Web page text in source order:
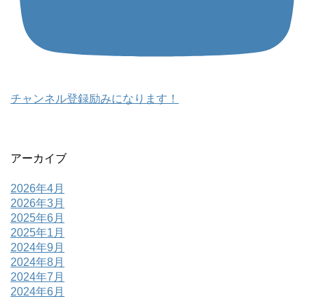
チャンネル登録励みになります！
アーカイブ
2026年4月
2026年3月
2025年6月
2025年1月
2024年9月
2024年8月
2024年7月
2024年6月